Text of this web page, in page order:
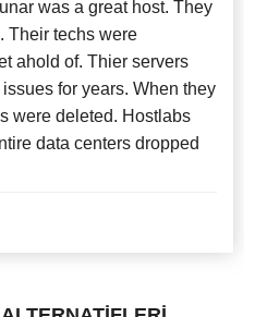
was a great host. They
Their techs were
ahold of. Thier servers
for years. When they
were deleted. Hostlabs
data centers dropped